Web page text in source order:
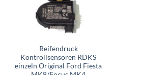
Reifendruck
Kontrollsensoren RDKS
einzeln Original Ford Fiesta